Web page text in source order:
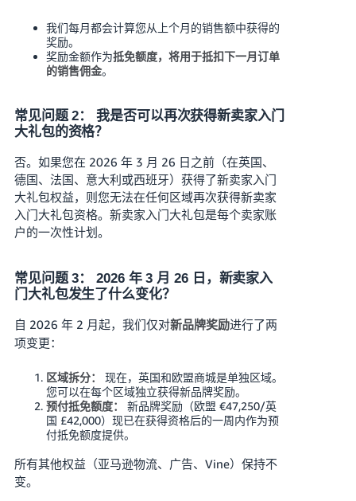
我们每月都会计算您从上个月的销售额中获得的
奖励。
奖励金额作为抵免额度，将用于抵扣下一月订单
的销售佣金。
常见问题 2： 我是否可以再次获得新卖家入门
大礼包的资格？
否。如果您在 2026 年 3 月 26 日之前（在英国、
德国、法国、意大利或西班牙）获得了新卖家入门
大礼包权益，则您无法在任何区域再次获得新卖家
入门大礼包资格。新卖家入门大礼包是每个卖家账
户的一次性计划。
常见问题 3： 2026 年 3 月 26 日，新卖家入
门大礼包发生了什么变化？
自 2026 年 2 月起，我们仅对新品牌奖励进行了两
项变更：
区域拆分：
现在，英国和欧盟商城是单独区域。
您可以在每个区域独立获得新品牌奖励。
预付抵免额度：
新品牌奖励（欧盟 €47,250/英
国 £42,000）现已在获得资格后的一周内作为预
付抵免额度提供。
所有其他权益（亚马逊物流、广告、Vine）保持不
变。